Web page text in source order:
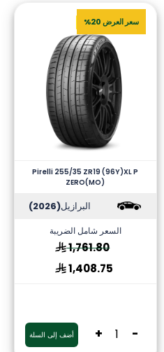
سعر العرض 20%
Pirelli 255/35 ZR19 (96Y)XL P
ZERO(MO)
البرازيل(2026)
السعر شامل الضريبة
1,761.80
1,408.75
-
+ أضف إلى السلة